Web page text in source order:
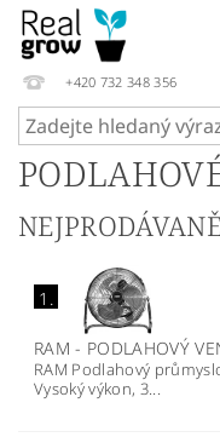
+420 732 348 356
1.
RAM - PODLAHOVÝ
RAM Podlahový
Vysoký výkon, 3...